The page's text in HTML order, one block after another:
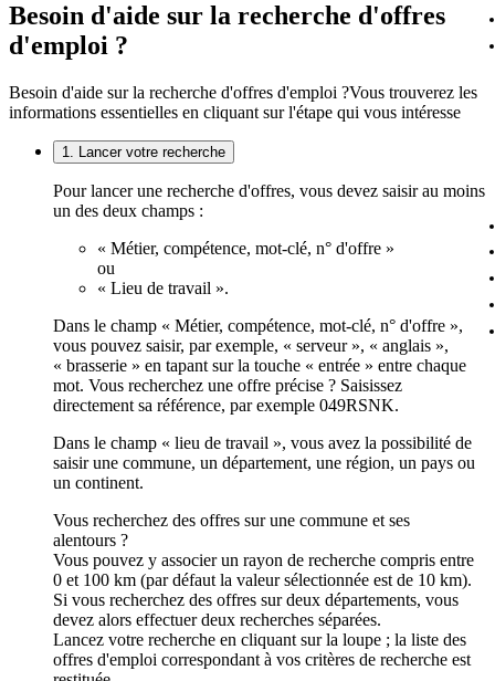
Besoin d'aide sur la recherche d'offres
d'emploi ?
Besoin d'aide sur la recherche d'offres d'emploi ?Vous trouverez les
informations essentielles en cliquant sur l'étape qui vous intéresse
1. Lancer votre recherche
Pour lancer une recherche d'offres, vous devez saisir au moins
un des deux champs :
« Métier, compétence, mot-clé, n° d'offre »
ou
« Lieu de travail ».
Dans le champ « Métier, compétence, mot-clé, n° d'offre »,
vous pouvez saisir, par exemple, « serveur », « anglais »,
« brasserie » en tapant sur la touche « entrée » entre chaque
mot. Vous recherchez une offre précise ? Saisissez
directement sa référence, par exemple 049RSNK.
Dans le champ « lieu de travail », vous avez la possibilité de
saisir une commune, un département, une région, un pays ou
un continent.
Vous recherchez des offres sur une commune et ses
alentours ?
Vous pouvez y associer un rayon de recherche compris entre
0 et 100 km (par défaut la valeur sélectionnée est de 10 km).
Si vous recherchez des offres sur deux départements, vous
devez alors effectuer deux recherches séparées.
Lancez votre recherche en cliquant sur la loupe ; la liste des
offres d'emploi correspondant à vos critères de recherche est